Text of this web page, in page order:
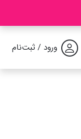
ورود / ثبت‌نام